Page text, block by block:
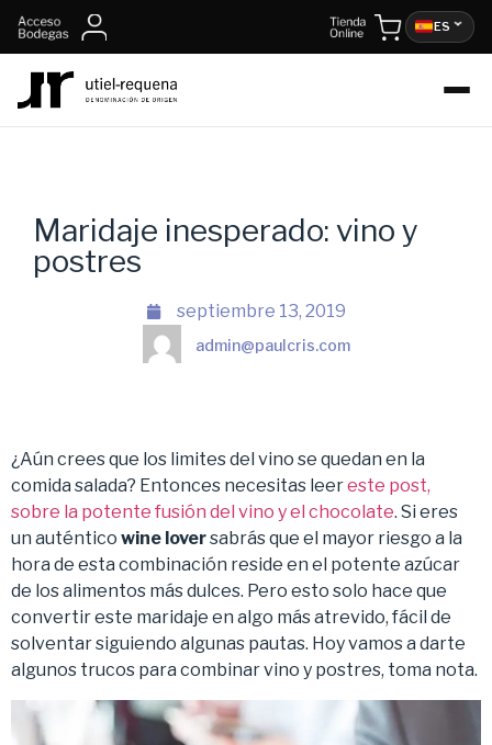
ES
Maridaje inesperado: vino y
postres
septiembre 13, 2019
admin@paulcris.com
¿Aún crees que los limites del vino se quedan en la
comida salada? Entonces necesitas leereste post,
sobre la potente fusión del vino y el chocolate. Si eres
un auténtico wine loversabrás que el mayor riesgo a la
hora de esta combinación reside en el potente azúcar
de los alimentos más dulces. Pero esto solo hace que
convertir este maridaje en algo más atrevido, fácil de
solventar siguiendo algunas pautas. Hoy vamos a darte
algunos trucos para combinar vino y postres, toma nota.